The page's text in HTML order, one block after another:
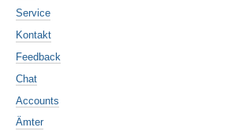
Service
Kontakt
Feedback
Chat
Accounts
Ämter